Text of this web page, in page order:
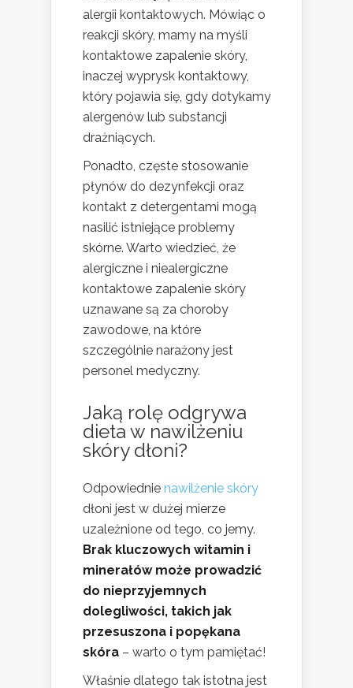
alergii kontaktowych. Mówiąc o
reakcji skóry, mamy na myśli
kontaktowe zapalenie skóry,
inaczej wyprysk kontaktowy,
który pojawia się, gdy dotykamy
alergenów lub substancji
drażniących.
Ponadto, częste stosowanie
płynów do dezynfekcji oraz
kontakt z detergentami mogą
nasilić istniejące problemy
skórne. Warto wiedzieć, że
alergiczne i niealergiczne
kontaktowe zapalenie skóry
uznawane są za choroby
zawodowe, na które
szczególnie narażony jest
personel medyczny.
Jaką rolę odgrywa
dieta w nawilżeniu
skórydłoni?
Odpowiednie nawilżenie skóry
dłoni jest w dużej mierze
uzależnione od tego, co jemy.
Brak kluczowych witamin i
minerałów może prowadzić
do nieprzyjemnych
dolegliwości, takich jak
przesuszona i popękana
skóra – warto o tym pamiętać!
Właśnie dlatego tak istotna jest